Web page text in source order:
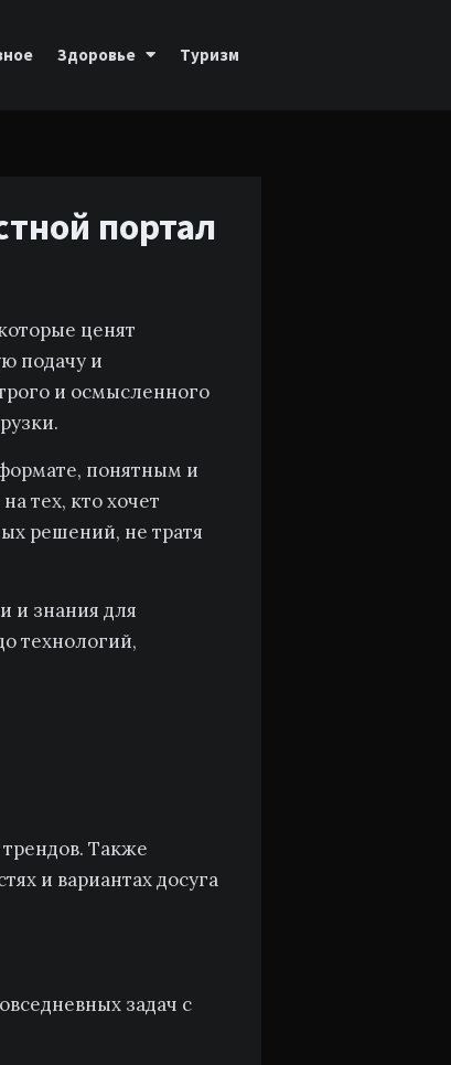
Здоровье Туризм
портал
ценят
подачу и
и осмысленного
понятным и
тех, кто хочет
решений, не тратя
и знания для
технологий,
Также
и вариантах досуга
задач с